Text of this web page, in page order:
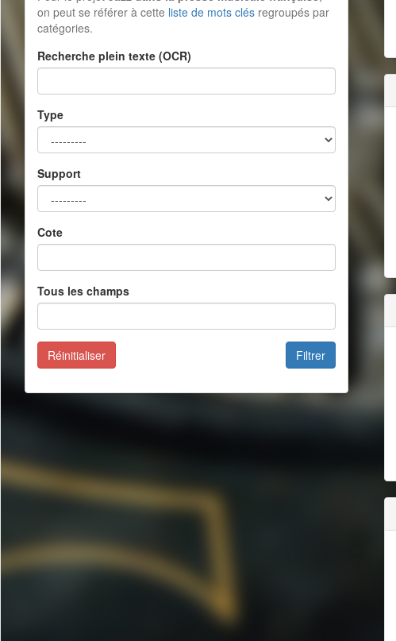
on peut se référer à cette liste de mots clés regroupés par
catégories.
Recherche plein texte (OCR)
Type
Support
Cote
Tous les champs
Filtrer
Réinitialiser